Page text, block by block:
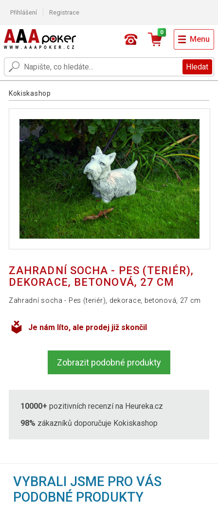
Přihlášení Registrace
Hledat
0
Menu
Kokiskashop
ZAHRADNÍ SOCHA - PES (TERIÉR),
DEKORACE, BETONOVÁ, 27 CM
Zahradní socha - Pes (teriér), dekorace, betonová, 27 cm
Je nám líto, ale prodej již skončil
Zobrazit podobné produkty
10000+ pozitivních recenzí na Heureka.cz
98% zákazníků doporučuje Kokiskashop
VYBRALI JSME PRO VÁS
PODOBNÉ PRODUKTY